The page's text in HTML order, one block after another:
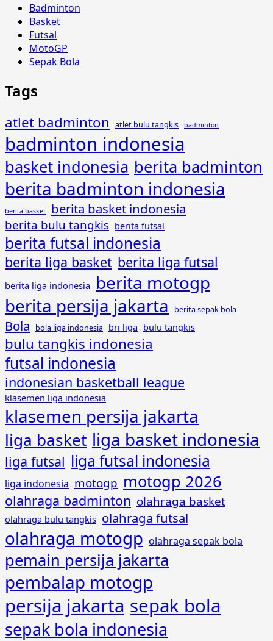
Badminton
Basket
Futsal
MotoGP
Sepak Bola
Tags
atlet badminton atlet bulu tangkis badminton
badminton indonesia
basket indonesia berita badminton
berita badminton indonesia
berita basket berita basket indonesia
berita bulu tangkis berita futsal
berita futsal indonesia
berita liga basket berita liga futsal
berita liga indonesia berita motogp
berita persija jakarta
berita sepak bola
Bola bola liga indonesia bri liga bulu tangkis
bulu tangkis indonesia
futsal indonesia
indonesian basketball league
klasemen liga indonesia
klasemen persija jakarta
liga basket liga basket indonesia
liga futsal liga futsal indonesia
liga indonesia motogp motogp 2026
olahraga badminton olahraga basket
olahraga bulu tangkis olahraga futsal
olahraga motogp olahraga sepak bola
pemain persija jakarta
pembalap motogp
persija jakarta sepak bola
sepak bola indonesia